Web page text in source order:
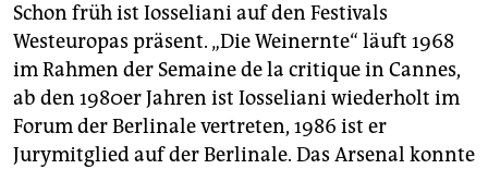
Schon früh ist Iosseliani auf den Festivals
Westeuropas präsent. „Die Weinernte“ läuft 1968
im Rahmen der Semaine de la critique in Cannes,
ab den 1980er Jahren ist Iosseliani wiederholt im
Forum der Berlinale vertreten, 1986 ist er
Jurymitglied auf der Berlinale. Das Arsenal konnte